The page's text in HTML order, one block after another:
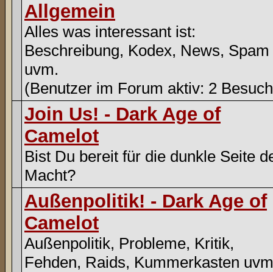
Allgemein
Alles was interessant ist:
Beschreibung, Kodex, News, Spam
uvm.
(Benutzer im Forum aktiv: 2
Join Us! - Dark Age of
Camelot
Bist Du bereit für die dunkle Seite
Macht?
Außenpolitik! - Dark Age of
Camelot
Außenpolitik, Probleme, Kritik,
Fehden, Raids, Kummerkasten